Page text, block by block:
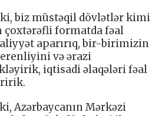
ki, biz müstəqil dövlətlər kimi
çoxtərəfli formatda fəal
aparırıq, bir-birimizin
və ərazi
iqtisadi əlaqələri fəal
Azərbaycanın Mərkəzi